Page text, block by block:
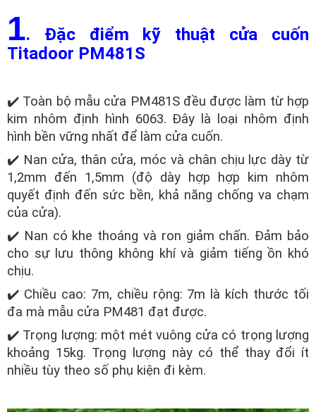
1. Đặc điểm kỹ thuật cửa cuốn
Titadoor PM481S
✔️ Toàn bộ mẫu cửa PM481S đều được làm từ hợp
kim nhôm định hình 6063. Đây là loại nhôm định
hình bền vững nhất để làm cửa cuốn.
✔️ Nan cửa, thân cửa, móc và chân chịu lực dày từ
1,2mm đến 1,5mm (độ dày hợp hợp kim nhôm
quyết định đến sức bền, khả năng chống va chạm
của cửa).
✔️ Nan có khe thoáng và ron giảm chấn. Đảm bảo
cho sự lưu thông không khí và giảm tiếng ồn khó
chịu.
✔️ Chiều cao: 7m, chiều rộng: 7m là kích thước tối
đa mà mẫu cửa PM481 đạt được.
✔️ Trọng lượng: một mét vuông cửa có trọng lượng
khoảng 15kg. Trọng lượng này có thể thay đổi ít
nhiều tùy theo số phụ kiện đi kèm.